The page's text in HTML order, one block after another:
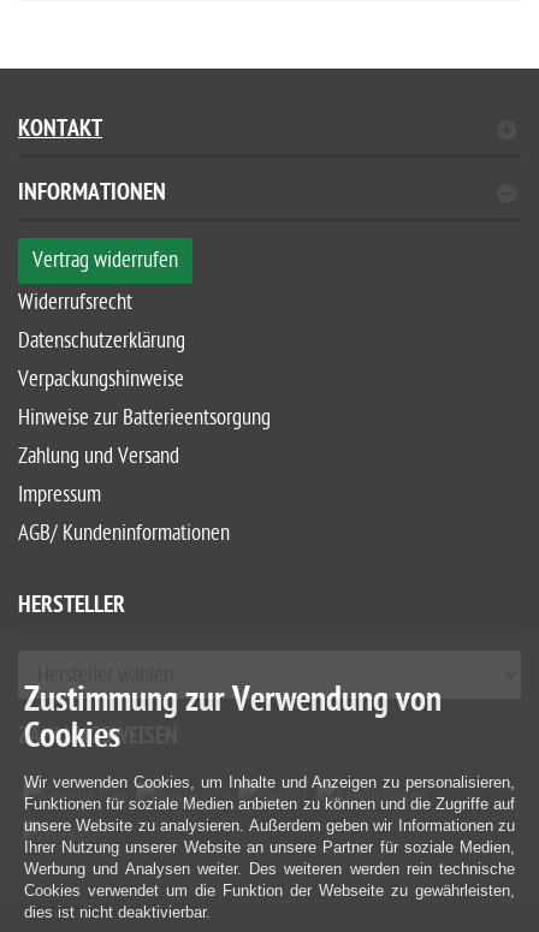
KONTAKT
INFORMATIONEN
Vertrag widerrufen
Widerrufsrecht
Datenschutzerklärung
Verpackungshinweise
Hinweise zur Batterieentsorgung
Zahlung und Versand
Impressum
AGB/ Kundeninformationen
HERSTELLER
ZAHLUNGSWEISEN
Zustimmung zur Verwendung von
Cookies
Wir verwenden Cookies, um Inhalte und Anzeigen zu personalisieren,
Funktionen für soziale Medien anbieten zu können und die Zugriffe auf
unsere Website zu analysieren. Außerdem geben wir Informationen zu
Ihrer Nutzung unserer Website an unsere Partner für soziale Medien,
Werbung und Analysen weiter. Des weiteren werden rein technische
Cookies verwendet um die Funktion der Webseite zu gewährleisten,
dies ist nicht deaktivierbar.